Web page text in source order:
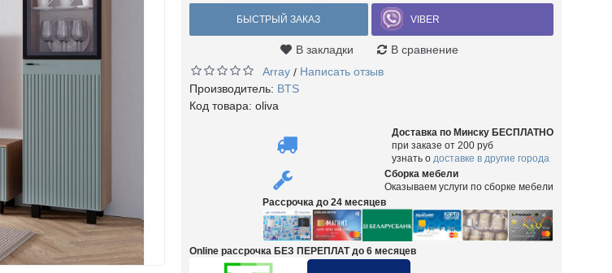
БЫСТРЫЙ ЗАКАЗ VIBER
В закладки
В сравнение
Array / Написать отзыв
Производитель: BTS
Код товара: oliva
Доставка по Минску БЕСПЛАТНО
при заказе от 200 руб
узнать о доставке в другие города
Сборка мебели
Оказываем услуги по сборке мебели
Рассрочка до 24 месяцев
Online рассрочка БЕЗ ПЕРЕПЛАТ до 6 месяцев